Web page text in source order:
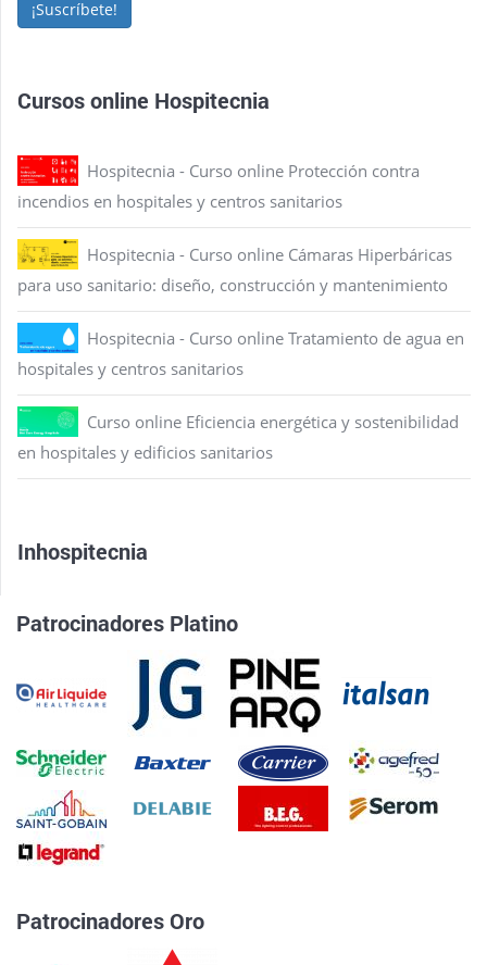
¡Suscríbete!
Cursos online Hospitecnia
Hospitecnia - Curso online Protección contra
incendios en hospitales y centros sanitarios
Hospitecnia - Curso online Cámaras Hiperbáricas
para uso sanitario: diseño, construcción y mantenimiento
Hospitecnia - Curso online Tratamiento de agua en
hospitales y centros sanitarios
Curso online Eficiencia energética y sostenibilidad
en hospitales y edificios sanitarios
Inhospitecnia
Patrocinadores Platino
Patrocinadores Oro